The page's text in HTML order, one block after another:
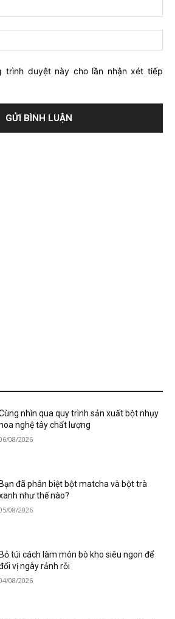
trình duyệt này cho lần nhận xét tiếp
nhìn qua quy trình sản xuất bột nhụy
hoa nghệ tây chất lượng
08/2026
Bạn đã phân biệt bột matcha và bột trà
như thế nào?
08/2026
Bỏ túi cách làm món bò kho siêu ngon để
vị ngày rảnh rỗi
08/2026